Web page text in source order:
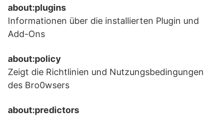
about:plugins
Informationen über die installierten Plugin und
Add-Ons
about:policy
Zeigt die Richtlinien und Nutzungsbedingungen
des Bro0wsers
about:predictors